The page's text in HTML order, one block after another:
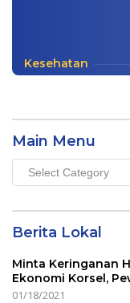
Kesehatan
Main Menu
Main
Menu
Berita Lokal
Minta Keringanan
Ekonomi Korsel,
01/18/2021